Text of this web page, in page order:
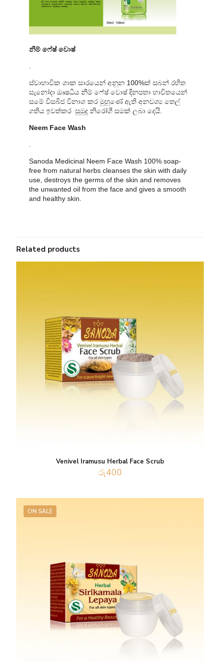
නීම් ෆේෂ් වොෂ්
.
ස්වාභාවික ශාක සාරයෙන් අනුන 100%ක් සබන් රහිත
සැනෝදා ඖෂධීය නීම් ෆේෂ් වොෂ් දිනපතා භාවිතයෙන්
සමේ විසබීජ විනාශ කර මුහුණේ ඇති අනවශ්‍ය තෙල්
ගතිය ඉවත්කර සුමුදු නිරෝගී සමක් ලබා දෙයි.
Neem Face Wash
.
Sanoda Medicinal Neem Face Wash 100% soap-
free from natural herbs cleanses the skin with daily
use, destroys the germs of the skin and removes
the unwanted oil from the face and gives a smooth
and healthy skin.
Related products
Venivel Iramusu Herbal Face Scrub
රු400
ON SALE